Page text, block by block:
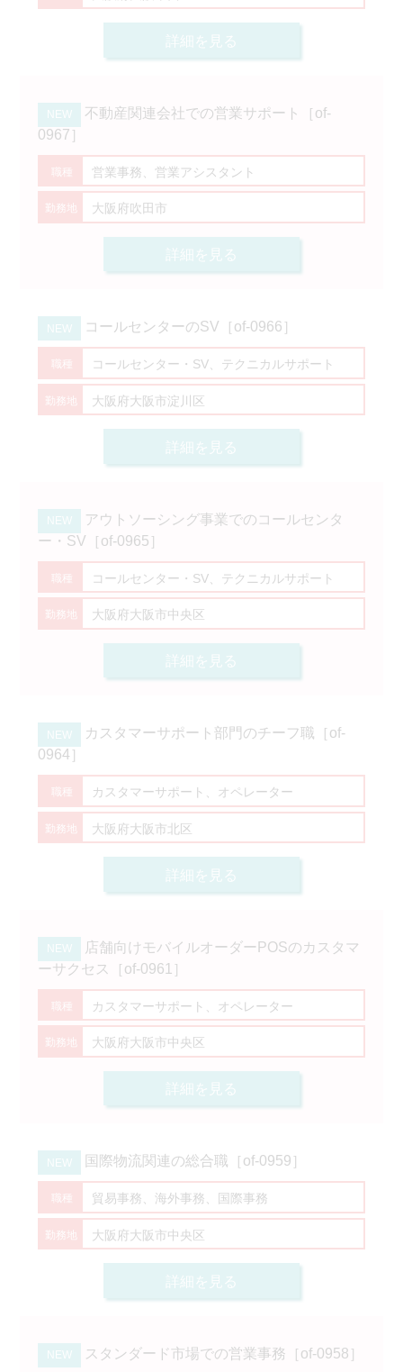
詳細を見る
不動産関連会社での営業サポート［of-
0967］
営業事務、営業アシスタント
大阪府吹田市
詳細を見る
コールセンターのSV［of-0966］
コールセンター・SV、テクニカルサポート
大阪府大阪市淀川区
詳細を見る
アウトソーシング事業でのコールセンタ
ー・SV［of-0965］
コールセンター・SV、テクニカルサポート
大阪府大阪市中央区
詳細を見る
カスタマーサポート部門のチーフ職［of-
0964］
カスタマーサポート、オペレーター
大阪府大阪市北区
詳細を見る
店舗向けモバイルオーダーPOSのカスタマ
ーサクセス［of-0961］
カスタマーサポート、オペレーター
大阪府大阪市中央区
詳細を見る
国際物流関連の総合職［of-0959］
貿易事務、海外事務、国際事務
大阪府大阪市中央区
詳細を見る
スタンダード市場での営業事務［of-0958］